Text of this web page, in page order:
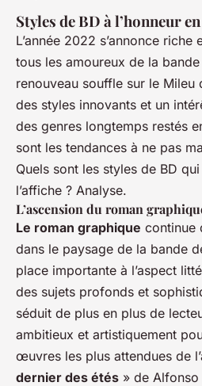
Styles de BD à l’honneur
L’année 2022 s’annonce
tous les amoureux de la
renouveau souffle sur le Mileu
des styles innovants et un
des genres longtemps restés
sont les tendances à ne pas
Quels sont les styles de BD
l’affiche ? Analyse.
L’ascension du roman
Le roman graphique continue
dans le paysage de la bande
place importante à l’aspect
des sujets profonds et
séduit de plus en plus de
ambitieux et artistiquement
œuvres les plus attendues de
dernier des étés » de